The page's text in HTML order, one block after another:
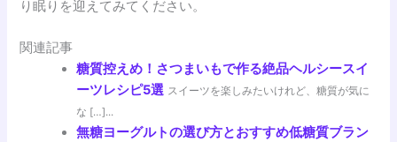
り眠りを迎えてみてください。
関連記事
糖質控えめ！さつまいもで作る絶品ヘルシースイ
ーツレシピ5選 スイーツを楽しみたいけれど、糖質が気に
な […]...
無糖ヨーグルトの選び方とおすすめ低糖質ブラン